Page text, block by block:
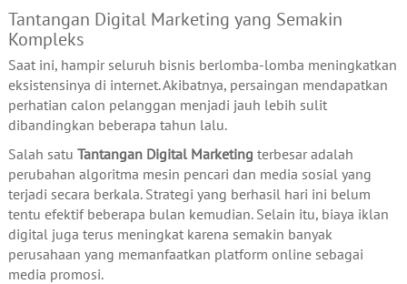
Tantangan Digital Marketing yang Semakin
Kompleks
Saat ini, hampir seluruh bisnis berlomba-lomba meningkatkan
eksistensinya di internet. Akibatnya, persaingan mendapatkan
perhatian calon pelanggan menjadi jauh lebih sulit
dibandingkan beberapa tahun lalu.
Salah satu Tantangan Digital Marketing terbesar adalah
perubahan algoritma mesin pencari dan media sosial yang
terjadi secara berkala. Strategi yang berhasil hari ini belum
tentu efektif beberapa bulan kemudian. Selain itu, biaya iklan
digital juga terus meningkat karena semakin banyak
perusahaan yang memanfaatkan platform online sebagai
media promosi.